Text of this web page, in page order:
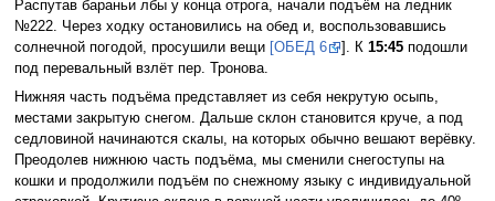
Распутав бараньи лбы у конца отрога, начали подъём на ледник
№222. Через ходку остановились на обед и, воспользовавшись
солнечной погодой, просушили вещи [ОБЕД 6 ]. К 15:45подошли
под перевальный взлёт пер. Тронова.
Нижняя часть подъёма представляет из себя некрутую осыпь,
местами закрытую снегом. Дальше склон становится круче, а под
седловиной начинаются скалы, на которых обычно вешают верёвку.
Преодолев нижнюю часть подъёма, мы сменили снегоступы на
кошки и продолжили подъём по снежному языку с индивидуальной